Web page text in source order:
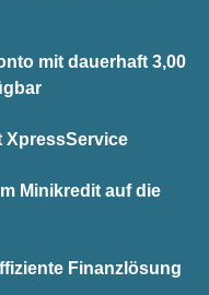
mit dauerhaft 3,00
XpressService
Minikredit auf die
Finanzlösung